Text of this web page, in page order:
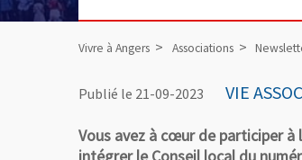
Vivre à Angers Associations
Publié le 21-09-2023 VIE
Vous avez à cœur de participer à